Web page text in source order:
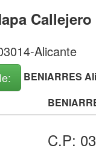
Alicante
BENIARRES
C.P: